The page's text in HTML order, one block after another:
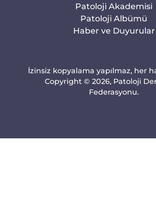
Patoloji Akademisi
Patoloji Albümü
Haber ve Duyurular
İzinsiz kopyalama yapılmaz, her
Copyright © 2026, Patoloji
Federasyonu.